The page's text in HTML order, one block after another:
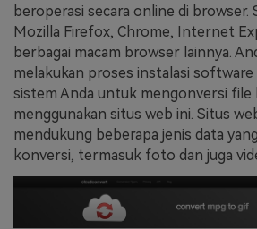
beroperasi secara online di browser.
Mozilla Firefox, Chrome, Internet
berbagai macam browser lainnya.
melakukan proses instalasi software
sistem Anda untuk mengonversi file
menggunakan situs web ini. Situs
mendukung beberapa jenis data
konversi, termasuk foto dan juga